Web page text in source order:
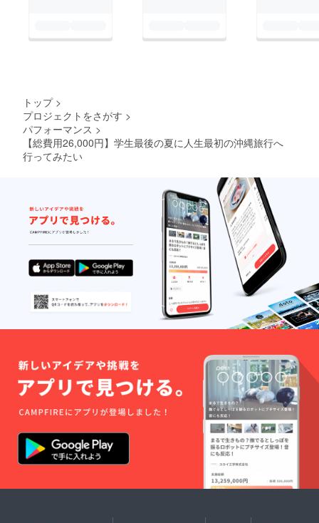
トップ >
プロジェクトをさがす >
パフォーマンス >
【総費用26,000円】学生最後の夏に人生最初の沖縄旅行へ
行ってみたい